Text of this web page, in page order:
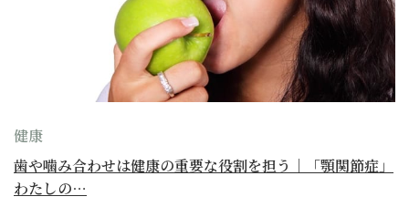
健康
歯や噛み合わせは健康の重要な役割を担う｜「顎関節症」
わたしの…